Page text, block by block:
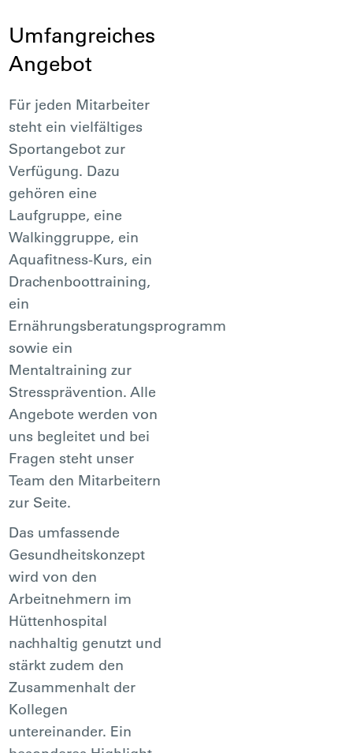
Umfangreiches
Angebot
Für jeden Mitarbeiter
steht ein vielfältiges
Sportangebot zur
Verfügung. Dazu
gehören eine
Laufgruppe, eine
Walkinggruppe, ein
Aquafitness-Kurs, ein
Drachenboottraining,
ein
Ernährungsberatungsprogramm
sowie ein
Mentaltraining zur
Stressprävention. Alle
Angebote werden von
uns begleitet und bei
Fragen steht unser
Team den Mitarbeitern
zur Seite.
Das umfassende
Gesundheitskonzept
wird von den
Arbeitnehmern im
Hüttenhospital
nachhaltig genutzt und
stärkt zudem den
Zusammenhalt der
Kollegen
untereinander. Ein